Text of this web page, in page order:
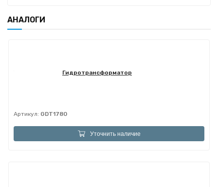
АНАЛОГИ
Гидротрансформатор
Артикул: GDT1780
Уточнить наличие